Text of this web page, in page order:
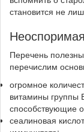
становится не
Перечень
перечислим
огромное
витамины
способствующие
сеалиновая